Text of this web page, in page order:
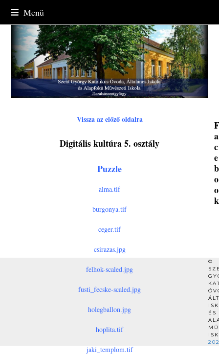
content
Menü
Vissza az előző oldalra
Digitális kultúra 5. osztály
Puzzle
alma.tif
burgonya.tif
ceger.tif
csirazas.jpg
felhok-scaled.jpg
fusti_fecske-scaled.jpg
holegballon.jpg
hoplita.tif
jaki_templom.tif
a
c
e
b
o
o
k
©
ÉS